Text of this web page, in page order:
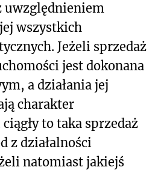
wszystkich
Jeżeli sprzedaż
jest dokonana
a działania jej
charakter
to taka sprzedaż
z działalności
natomiast jakiejś